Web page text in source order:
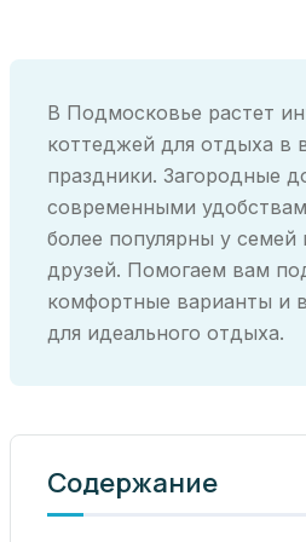
В Подмосковье растет
коттеджей для отдыха в
праздники. Загородные
современными
более популярны у семей
друзей. Помогаем вам
комфортные варианты и
для идеального отдыха.
Содержание